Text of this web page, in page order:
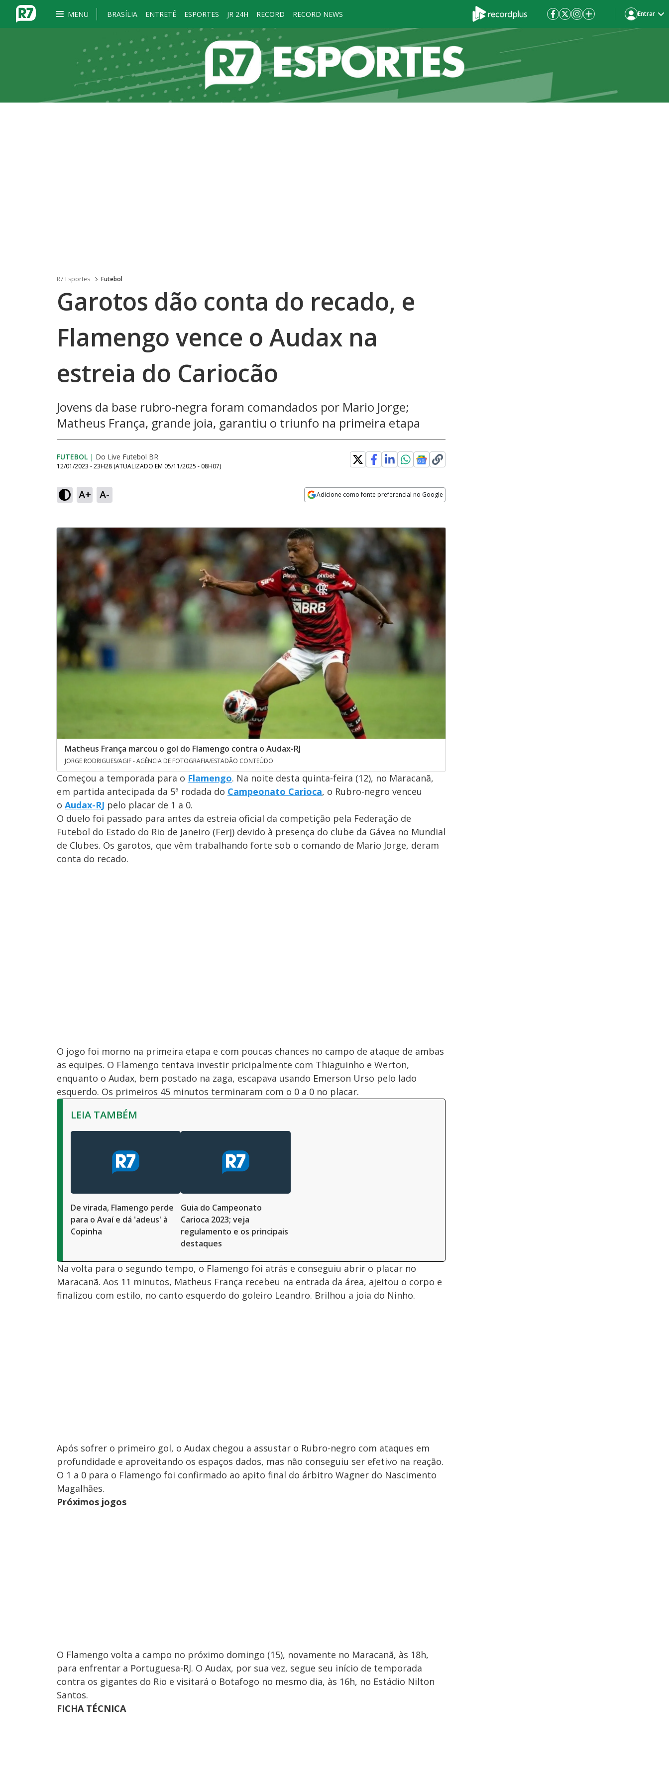
MENU BRASÍLIA ENTRETÊ ESPORTES JR 24H RECORD RECORD NEWS Entrar
R7 Esportes Futebol
Garotos dão conta do recado, e
Flamengo vence o Audax na
estreia do Cariocão
Jovens da base rubro-negra foram comandados por Mario Jorge;
Matheus França, grande joia, garantiu o triunfo na primeira etapa
FUTEBOL | Do Live Futebol BR
12/01/2023 - 23H28 (ATUALIZADO EM 05/11/2025 - 08H07)
A+ A- Adicione como fonte preferencial no Google
Matheus França marcou o gol do Flamengo contra o Audax-RJ
JORGE RODRIGUES/AGIF - AGÊNCIA DE FOTOGRAFIA/ESTADÃO CONTEÚDO
Começou a temporada para o Flamengo. Na noite desta quinta-feira (12), no Maracanã,
em partida antecipada da 5ª rodada do Campeonato Carioca, o Rubro-negro venceu
o Audax-RJ pelo placar de 1 a 0.
O duelo foi passado para antes da estreia oficial da competição pela Federação de
Futebol do Estado do Rio de Janeiro (Ferj) devido à presença do clube da Gávea no Mundial
de Clubes. Os garotos, que vêm trabalhando forte sob o comando de Mario Jorge, deram
conta do recado.
O jogo foi morno na primeira etapa e com poucas chances no campo de ataque de ambas
as equipes. O Flamengo tentava investir pricipalmente com Thiaguinho e Werton,
enquanto o Audax, bem postado na zaga, escapava usando Emerson Urso pelo lado
esquerdo. Os primeiros 45 minutos terminaram com o 0 a 0 no placar.
LEIA TAMBÉM
De virada, Flamengo perde
para o Avaí e dá 'adeus' à
Copinha
Guia do Campeonato
Carioca 2023; veja
regulamento e os principais
destaques
Na volta para o segundo tempo, o Flamengo foi atrás e conseguiu abrir o placar no
Maracanã. Aos 11 minutos, Matheus França recebeu na entrada da área, ajeitou o corpo e
finalizou com estilo, no canto esquerdo do goleiro Leandro. Brilhou a joia do Ninho.
Após sofrer o primeiro gol, o Audax chegou a assustar o Rubro-negro com ataques em
profundidade e aproveitando os espaços dados, mas não conseguiu ser efetivo na reação.
O 1 a 0 para o Flamengo foi confirmado ao apito final do árbitro Wagner do Nascimento
Magalhães.
Próximos jogos
O Flamengo volta a campo no próximo domingo (15), novamente no Maracanã, às 18h,
para enfrentar a Portuguesa-RJ. O Audax, por sua vez, segue seu início de temporada
contra os gigantes do Rio e visitará o Botafogo no mesmo dia, às 16h, no Estádio Nilton
Santos.
FICHA TÉCNICA